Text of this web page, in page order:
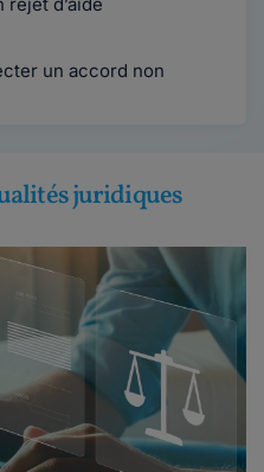
un accord non
juridiques